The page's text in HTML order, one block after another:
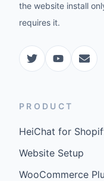
the website install
requires it.
PRODUCT
HeiChat for
Website Setup
WooCommerce